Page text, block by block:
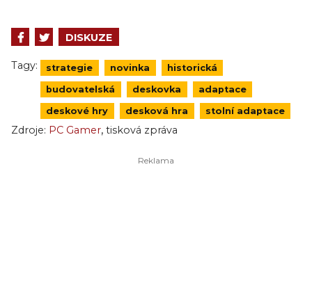
DISKUZE
Tagy: strategie novinka historická
budovatelská deskovka adaptace
deskové hry desková hra stolní adaptace
Zdroje: PC Gamer, tisková zpráva